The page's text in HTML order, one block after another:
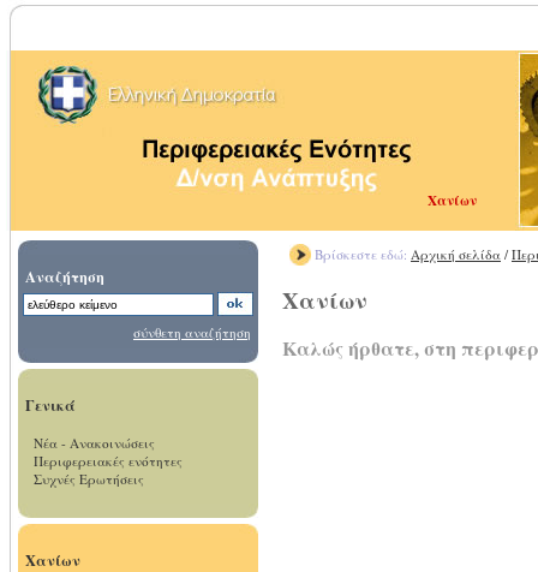
Χανίων
Αναζήτηση
σύνθετη αναζήτηση
Γενικά
Νέα - Ανακοινώσεις
Περιφερειακές ενότητες
Συχνές Ερωτήσεις
Χανίων
Βρίσκεστε εδώ: Αρχική σελίδα /
Χανίων
Καλώς ήρθατε, στη